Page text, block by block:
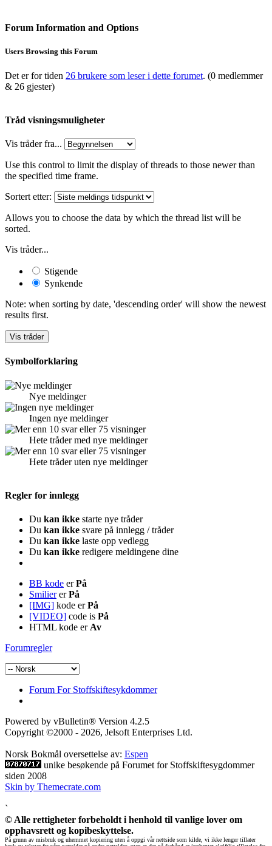
Forum Information and Options
Users Browsing this Forum
Det er for tiden 26 brukere som leser i dette forumet. (0 medlemmer
& 26 gjester)
Tråd visningsmuligheter
Vis tråder fra...
Use this control to limit the display of threads to those newer than
the specified time frame.
Sortert etter:
Allows you to choose the data by which the thread list will be
sorted.
Vis tråder...
Stigende
Synkende
Note: when sorting by date, 'descending order' will show the newest
results first.
Symbolforklaring
Nye meldinger
Ingen nye meldinger
Hete tråder med nye meldinger
Hete tråder uten nye meldinger
Regler for innlegg
Du kan ikke starte nye tråder
Du kan ikke svare på innlegg / tråder
Du kan ikke laste opp vedlegg
Du kan ikke redigere meldingene dine
BB kode erPå
SmiliererPå
[IMG] kode erPå
[VIDEO] code is På
HTML kode er Av
Forumregler
Forum For Stoffskiftesykdommer
Powered by vBulletin® Version 4.2.5
Copyright ©2000 - 2026, Jelsoft Enterprises Ltd.
Norsk Bokmål oversettelse av: Espen
unike besøkende på Forumet for Stoffskiftesygdommer
siden 2008
Skin by Themecrate.com
`
© Alle rettigheter forbeholdt i henhold til vanlige lover om
opphavsrett og kopibeskyttelse.
På grunn av misbruk og uhemmet kopiering uten å oppgi vår nettside som kilde, vi ikke lenger tillater